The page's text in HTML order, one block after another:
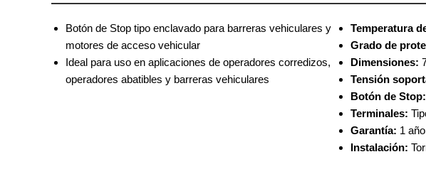
Botón de Stop tipo enclavado para barreras vehiculares y
motores de acceso vehicular
Ideal para uso en aplicaciones de operadores corredizos,
operadores abatibles y barreras vehiculares
Temperatura
Grado de
Dimensiones:
Tensión
Botón de Stop:
Terminales:
Garantía: 1 año
Instalación: